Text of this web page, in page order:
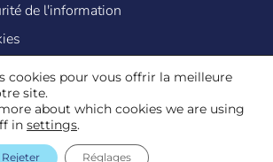
de l'information
2026 All Rights Reserved.
–Politique de confidentialite
cookies pour vous offrir la meilleure
site.
about which cookies we are using
in settings.
Rejeter Réglages